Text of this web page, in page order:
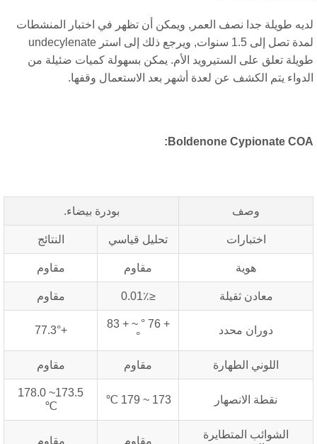
طويلة جدا نصف العمر, ويمكن أن تظهر في اختبار المنشطات
لمدة تصل إلى 1.5 سنوات, ويرجع ذلك إلى استر undecylenate
تعلق على الستيرويد الأم. يمكن بسهولة كميات ضئيلة من
يتم الكشف عن لعدة أشهر بعد الاستعمال وقفها.
Boldenone Cypionate​
:
وصف بودرة بيضاء.
اختبارات تحليل قياسي النتائج
هوية مقاوم مقاوم
معادن ثقيلة مقاوم
دوران محدد
+ 76 ° ~ + 83
اللوني الطهارة مقاوم مقاوم
نقطة الانصهار 173 ~ 179 ℃
173.5~ 178.0
℃
الشوائب المتطايرة
مقاوم مقاوم